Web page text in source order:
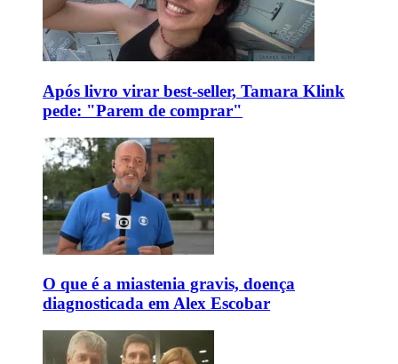
Após livro virar best-seller, Tamara Klink
pede: "Parem de comprar"
O que é a miastenia gravis, doença
diagnosticada em Alex Escobar